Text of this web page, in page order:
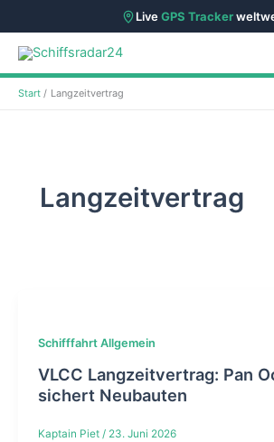
LiveGPS Tracker
Zum
Inhalt
springen
Start Langzeitvertrag
Langzeitvertrag
Schifffahrt Allgemein
VLCC Langzeitvertrag: Pan
sichert Neubauten
Kaptain Piet / 23. Juni 2026